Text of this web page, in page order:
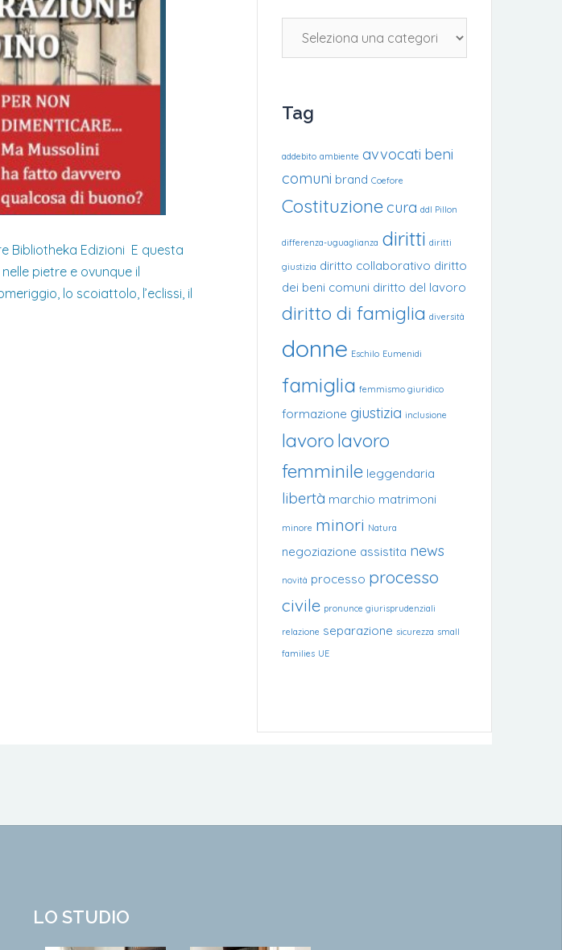
Bibliotheka Edizioni E questa
pietre e ovunque il
lo scoiattolo, l’eclissi, il
Tag
addebito ambiente avvocati beni
comuni brand Coefore
Costituzione cura ddl Pillon
differenza-uguaglianza diritti diritti
giustizia diritto collaborativo diritto
dei beni comuni diritto del lavoro
diritto di famiglia diversità
donne Eschilo Eumenidi
famiglia femmismo giuridico
formazione giustizia inclusione
lavoro lavoro
femminile leggendaria
libertà marchio matrimoni
minore minori Natura
negoziazione assistita news
novità processo processo
civile pronunce giurisprudenziali
relazione separazione sicurezza small
families UE
LO STUDIO